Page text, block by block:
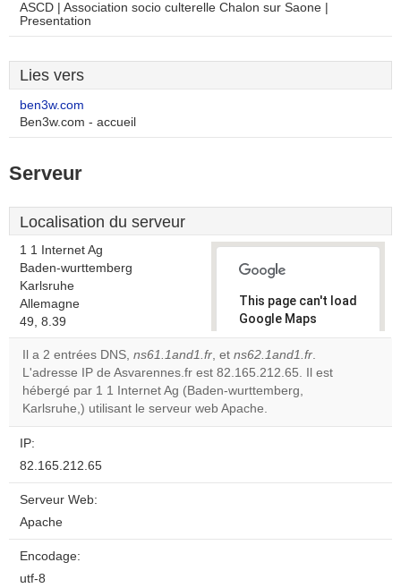
ASCD | Association socio culterelle Chalon sur Saone |
Presentation
Lies vers
ben3w.com
Ben3w.com - accueil
Serveur
Localisation du serveur
1 1 Internet Ag
Baden-wurttemberg
Karlsruhe
Allemagne
49, 8.39
This page can't load
Google Maps
correctly.
Do you
own this
website?
Il a 2 entrées DNS, ns61.1and1.fr, et ns62.1and1.fr.
L'adresse IP de Asvarennes.fr est 82.165.212.65. Il est
hébergé par 1 1 Internet Ag (Baden-wurttemberg,
Karlsruhe,) utilisant le serveur web Apache.
IP:
82.165.212.65
Serveur Web:
Apache
Encodage:
utf-8